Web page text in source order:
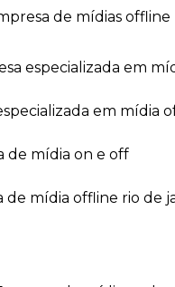
de mídias offline
especializada em
em mídia
de mídia on e off
de mídia offline rio de